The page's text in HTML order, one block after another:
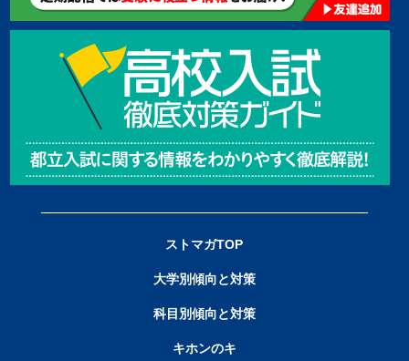
ストマガTOP
大学別傾向と対策
科目別傾向と対策
キホンのキ